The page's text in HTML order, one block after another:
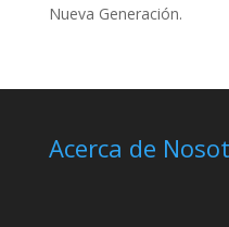
Nueva Generación.
Acerca de